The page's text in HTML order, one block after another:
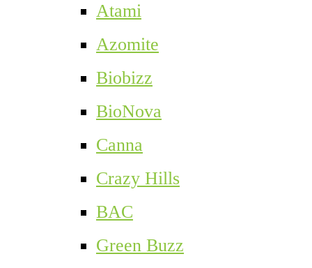
Atami
Azomite
Biobizz
BioNova
Canna
Crazy Hills
BAC
Green Buzz